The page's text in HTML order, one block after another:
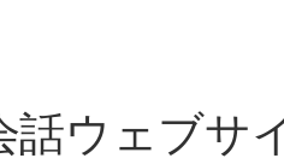
話ウェブサ